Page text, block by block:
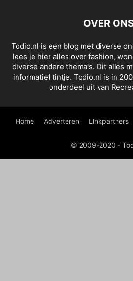
OVER
Todio.nl is een blog met diverse
lees je hier alles over fashion,
diverse andere thema's. Dit alles
informatief tintje. Todio.nl is in
onderdeel uit van
Home Adverteren Linkpartners
© 2009-2020 -